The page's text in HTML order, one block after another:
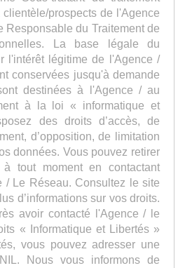
prospects de l'Agence
Responsable du Traitement de
La base légale du
l'intérêt légitime de l'Agence /
conservées jusqu'à demande
destinées à l'Agence / au
à la loi « informatique et
des droits d’accès, de
d’opposition, de limitation
données. Vous pouvez retirer
à tout moment en contactant
/ Le Réseau. Consultez le site
d’informations sur vos droits.
avoir contacté l'Agence / le
« Informatique et Libertés »
vous pouvez adresser une
Nous vous informons de